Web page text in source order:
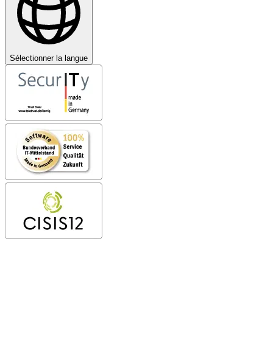
Sélectionner la langue